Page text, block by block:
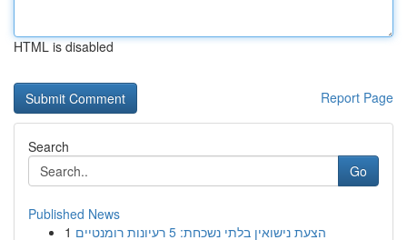
HTML is disabled
Report Page
Search
Go
Published News
1
הצעת נישואין בלתי נשכחת: 5 רעיונות רומנטיים